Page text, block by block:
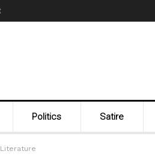
Politics Satire
Literature